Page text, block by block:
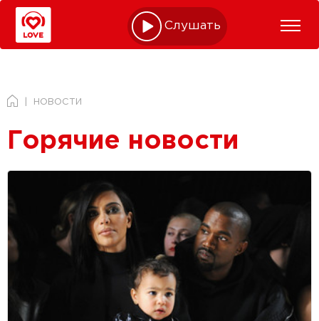
Слушать online
НОВОСТИ
Горячие новости